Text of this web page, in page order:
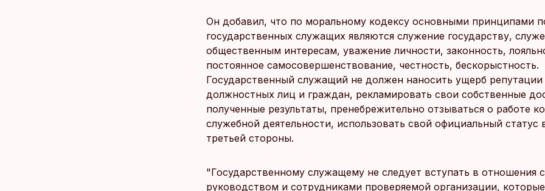
Он добавил, что по моральному кодексу основными принципами
государственных служащих являются служение государству,
общественным интересам, уважение личности, законность,
постоянное самосовершенствование, честность, бескорыстность.
Государственный служащий не должен наносить ущерб репутации
должностных лиц и граждан, рекламировать свои собственные
полученные результаты, пренебрежительно отзываться о работе
служебной деятельности, использовать свой официальный статус
третьей стороны.
"Государственному служащему не следует вступать в отношения с
руководством и сотрудниками проверяемой организации,